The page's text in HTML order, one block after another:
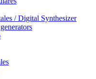
/ Digital Synthesizer